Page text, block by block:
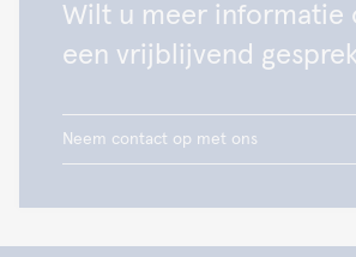
Wilt u meer informatie
een vrijblijvend
Neem contact op met ons